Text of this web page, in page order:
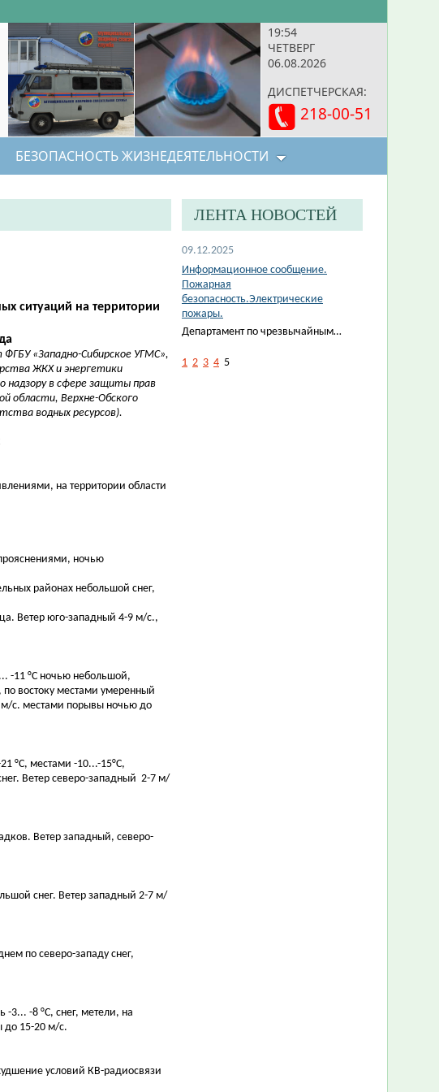
19:54
ЧЕТВЕРГ
06.08.2026
ДИСПЕТЧЕРСКАЯ:
218-00-51
БЕЗОПАСНОСТЬ ЖИЗНЕДЕЯТЕЛЬНОСТИ
ситуаций на территории
«Западно-Сибирское УГМС»,
ЖКХ и энергетики
надзору в сфере защиты прав
области, Верхне-Обского
водных ресурсов).
на территории области
ночью
районах небольшой снег,
Ветер юго-западный 4-9 м/с.,
-11 °С ночью небольшой,
востоку местами умеренный
м/с. местами порывы ночью до
°С, местами -10...-15°С,
Ветер северо-западный 2-7 м/
Ветер западный, северо-
снег. Ветер западный 2-7 м/
по северо-западу снег,
-3... -8 °С, снег, метели, на
до 15-20 м/с.
условий КВ-радиосвязи
ЛЕНТА НОВОСТЕЙ
09.12.2025
Информационное сообщение.
Пожарная
безопасность.Электрические
пожары.
Департамент по чрезвычайным…
1 2 3 4 5